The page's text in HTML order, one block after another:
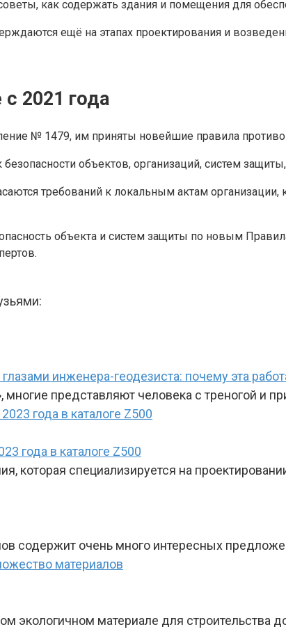
как содержать здания и помещения для
ещё на этапах проектирования и
2021 года
№ 1479, им приняты новейшие правила
объектов, организаций, систем
требований к локальным актам
объекта и систем защиты по новым
инженера-геодезиста: почему эта
представляют человека с треногой и
года в каталоге Z500
которая специализируется на
содержит очень много интересных
экологичном материале для строительства